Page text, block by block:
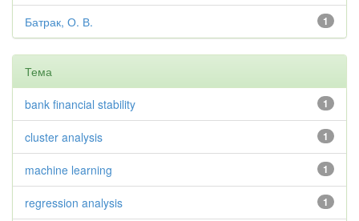
1
Батрак, О. В.
Тема
1
bank financial stability
1
cluster analysis
1
machine learning
1
regression analysis